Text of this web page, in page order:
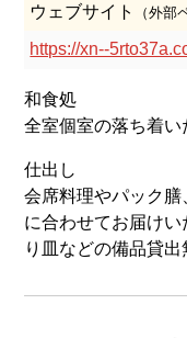
ウェブサイト
（外部
https://xn--
和食処
全室個室の落ち着い
仕出し
会席料理やパック
に合わせてお届け
り皿などの備品貸出